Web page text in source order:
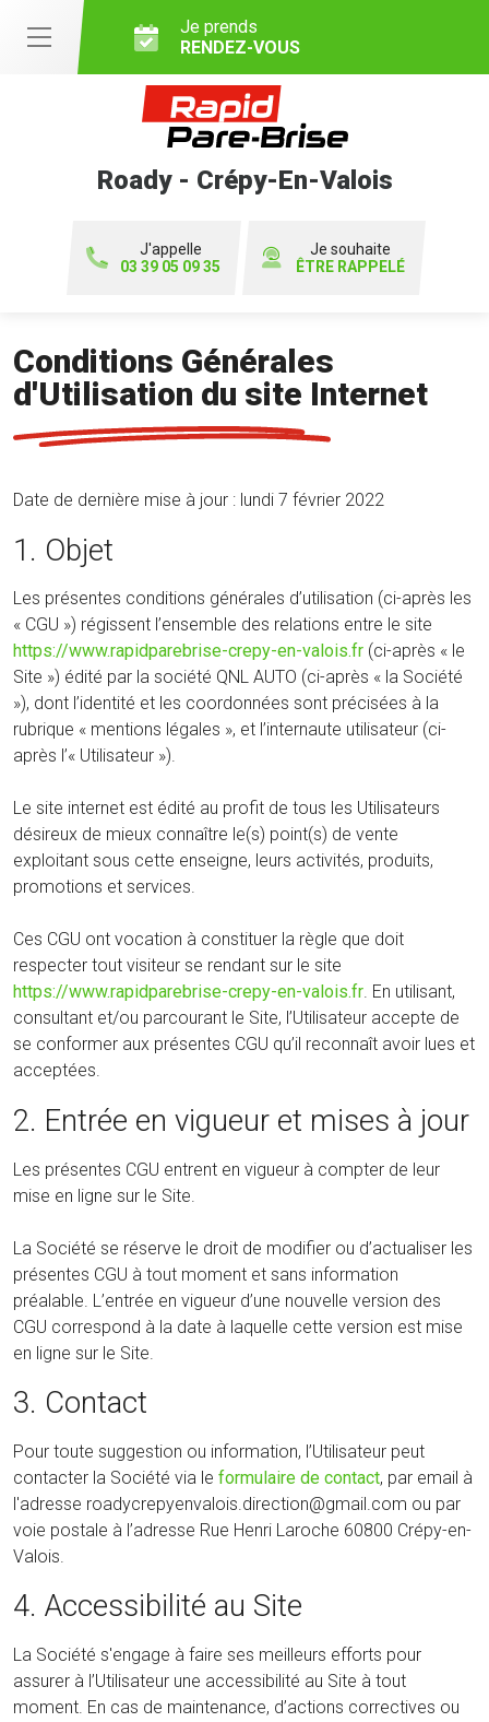
Je prends
RENDEZ-VOUS
Roady - Crépy-En-Valois
J'appelle
03 39 05 09 35
Je souhaite
ÊTRE RAPPELÉ
Conditions Générales
d'Utilisation du site Internet
Date de dernière mise à jour : lundi 7 février 2022
1. Objet
Les présentes conditions générales d’utilisation (ci-après les
« CGU ») régissent l’ensemble des relations entre le site
https://www.rapidparebrise-crepy-en-valois.fr (ci-après « le
Site ») édité par la société QNL AUTO (ci-après « la Société
»), dont l’identité et les coordonnées sont précisées à la
rubrique « mentions légales », et l’internaute utilisateur (ci-
après l’« Utilisateur »).
Le site internet est édité au profit de tous les Utilisateurs
désireux de mieux connaître le(s) point(s) de vente
exploitant sous cette enseigne, leurs activités, produits,
promotions et services.
Ces CGU ont vocation à constituer la règle que doit
respecter tout visiteur se rendant sur le site
https://www.rapidparebrise-crepy-en-valois.fr. En utilisant,
consultant et/ou parcourant le Site, l’Utilisateur accepte de
se conformer aux présentes CGU qu’il reconnaît avoir lues et
acceptées.
2. Entrée en vigueur et mises à jour
Les présentes CGU entrent en vigueur à compter de leur
mise en ligne sur le Site.
La Société se réserve le droit de modifier ou d’actualiser les
présentes CGU à tout moment et sans information
préalable. L’entrée en vigueur d’une nouvelle version des
CGU correspond à la date à laquelle cette version est mise
en ligne sur le Site.
3. Contact
Pour toute suggestion ou information, l’Utilisateur peut
contacter la Société via le formulaire de contact, par email à
l'adresse roadycrepyenvalois.direction@gmail.com ou par
voie postale à l’adresse Rue Henri Laroche 60800 Crépy-en-
Valois.
4. Accessibilité au Site
La Société s'engage à faire ses meilleurs efforts pour
assurer à l’Utilisateur une accessibilité au Site à tout
moment. En cas de maintenance, d’actions correctives ou